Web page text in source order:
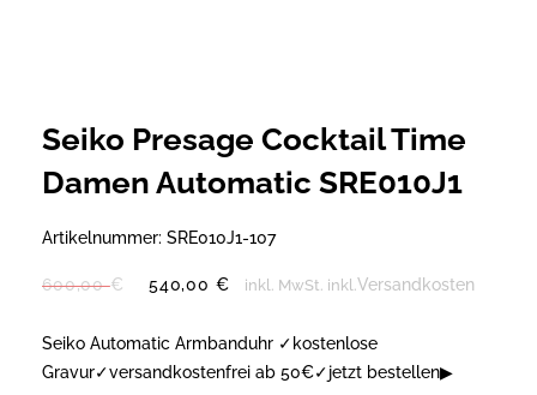
Seiko Presage Cocktail Time
Damen Automatic SRE010J1
Artikelnummer: SRE010J1-107
600,00€
Ursprünglicher
war:
600,00 €
540,00 €
Aktueller
ist:
540,00 €.
inkl. MwSt. inkl.Versandkosten
Seiko Automatic Armbanduhr ✓kostenlose
Gravur✓versandkostenfrei ab 50€✓jetzt bestellen▶